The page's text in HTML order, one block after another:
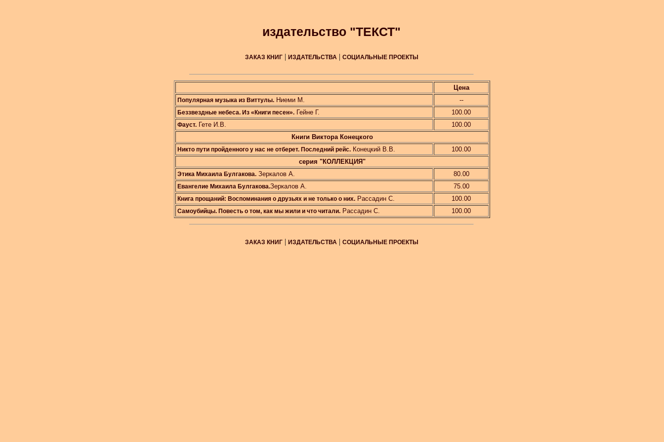
издательство "ТЕКСТ"
ЗАКАЗ КНИГ| ИЗДАТЕЛЬСТВА | СОЦИАЛЬНЫЕ ПРОЕКТЫ
Цена
Популярная музыка из Виттулы. Ниеми М. --
Беззвездные небеса. Из «Книги песен». Гейне Г. 100.00
Фауст. Гете И.В.
100.00
Книги Виктора Конецкого
Никто пути пройденного у нас не отберет. Последний рейс. Конецкий В.В.
100.00
серия "КОЛЛЕКЦИЯ"
Этика Михаила Булгакова. Зеркалов А. 80.00
Евангелие Михаила Булгакова.Зеркалов А. 75.00
Книга прощаний: Воспоминания о друзьях и не только о них. Рассадин С. 100.00
Самоубийцы. Повесть о том, как мы жили и что читали. Рассадин С. 100.00
ЗАКАЗ КНИГ| ИЗДАТЕЛЬСТВА | СОЦИАЛЬНЫЕ ПРОЕКТЫ